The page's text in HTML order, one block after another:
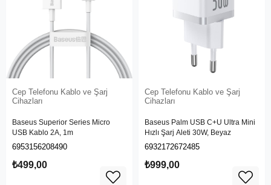
Cep Telefonu Kablo ve Şarj
Cihazları
Baseus Superior Series Micro
USB Kablo 2A, 1m
6953156208490
₺499,00
Cep Telefonu Kablo ve Şarj
Cihazları
Baseus Palm USB C+U Ultra Mini
Hızlı Şarj Aleti 30W, Beyaz
6932172672485
₺999,00